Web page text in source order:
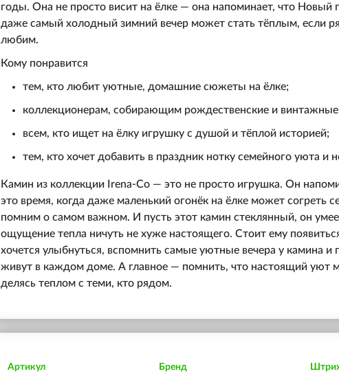
годы. Она не просто висит на ёлке — она напоминает, что Новый
даже самый холодный зимний вечер может стать тёплым, если
любим.
Кому понравится
тем, кто любит уютные, домашние сюжеты на ёлке;
коллекционерам, собирающим рождественские и
всем, кто ищет на ёлку игрушку с душой и тёплой историей;
тем, кто хочет добавить в праздник нотку семейного уюта и
Камин из коллекции Irena‑Co — это не просто игрушка. Он
это время, когда даже маленький огонёк на ёлке может согреть
помним о самом важном. И пусть этот камин стеклянный, он
ощущение тепла ничуть не хуже настоящего. Стоит ему
хочется улыбнуться, вспомнить самые уютные вечера у камина и
живут в каждом доме. А главное — помнить, что настоящий уют
делясь теплом с теми, кто рядом.
Артикул
Бренд